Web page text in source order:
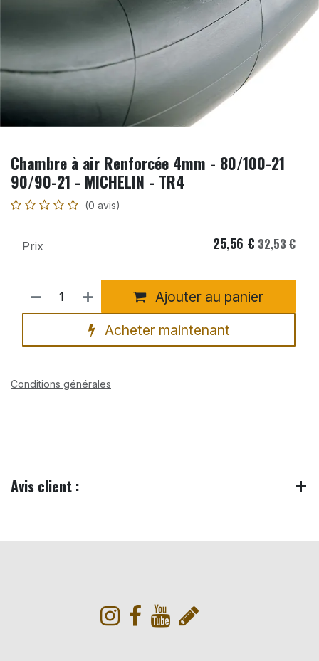
Chambre à air Renforcée 4mm - 80/100-21
90/90-21 - MICHELIN - TR4
(0 avis)
Ajouter au panier
Acheter maintenant
Prix 25,56 € 32,53€
Conditions générales
Avis client :